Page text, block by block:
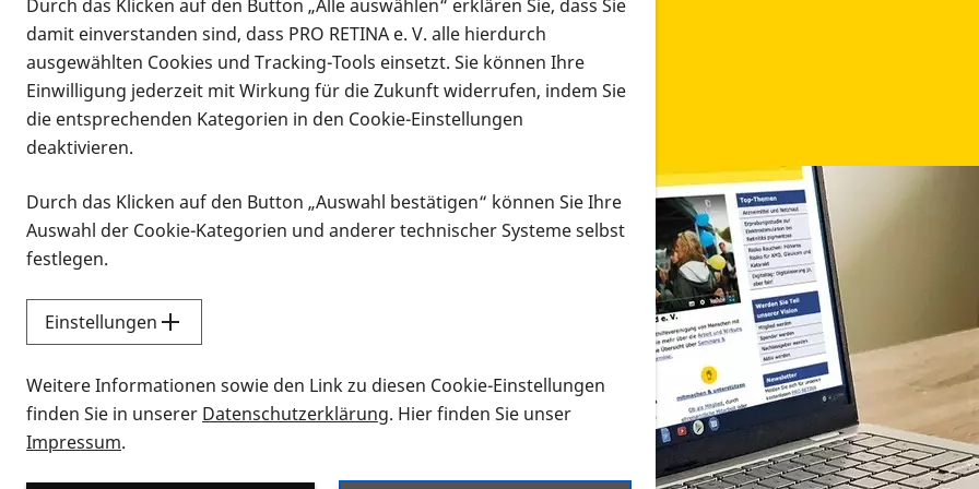
Infomaterial
Infomaterial
Vorlesen
Alle Infomaterialien in verschiedenen Formaten an
Sie möchten wissen, wie Sie nach Infonmaterial suchen und dieses bestellen bzw. herunterladen
Durch das Klicken auf den Button „Alle auswählen“ erklären Sie, dass Sie
damit einverstanden sind, dass PRO RETINA e. V. alle hierdurch
ausgewählten Cookies und Tracking-Tools einsetzt. Sie können Ihre
Einwilligung jederzeit mit Wirkung für die Zukunft widerrufen, indem Sie
die entsprechenden Kategorien in den Cookie-Einstellungen
deaktivieren.
Durch das Klicken auf den Button „Auswahl bestätigen“ können Sie Ihre
Auswahl der Cookie-Kategorien und anderer technischer Systeme selbst
festlegen.
Einstellungen
Weitere Informationen sowie den Link zu diesen Cookie-Einstellungen
finden Sie in unserer Datenschutzerklärung. Hier finden Sie unser
Impressum.